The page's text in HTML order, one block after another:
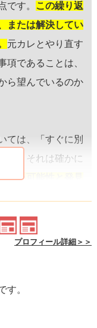
です。
この繰り返
または解決してい
元カレとやり直す
項であることは、
ら望んでいるのか
ては、「すぐに別
ね。それは確かに
しい可能性と発見
を踏み出す前に自
大切です。
ぬいぐるみのネッ
関係に対する未練
プロフィール詳細＞＞
。